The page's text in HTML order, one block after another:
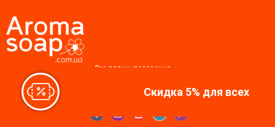
Скидка 5% для всех
Все для мыловарения,
Мы в соцсетях: